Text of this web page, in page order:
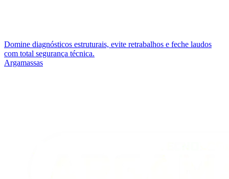
Domine diagnósticos estruturais, evite retrabalhos e feche laudos
com total segurança técnica.
Argamassas